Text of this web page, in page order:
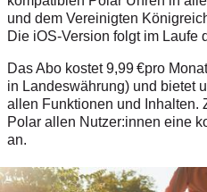
und dem Vereinigten
Die iOS-Version folgt im Laufe
Das Abo kostet 9,99 €pro
in Landeswährung) und bietet
allen Funktionen und Inhalten.
Polar allen Nutzer:innen eine
an.